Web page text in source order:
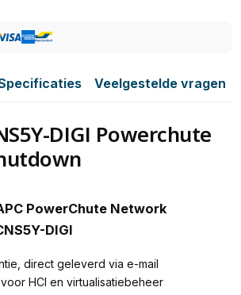
Veelgestelde vragen
DIGI Powerchute
PowerChute Network
DIGI
direct geleverd via e-mail
HCI en virtualisatiebeheer